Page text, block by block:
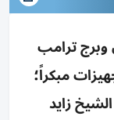
ترامب
مبكراً؛